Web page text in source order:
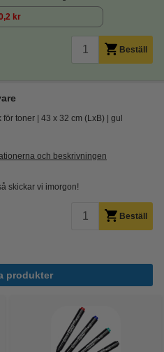
kr
Beställ
för toner 43 x 32 cm (LxB)
gul
och beskrivningen
skickar vi imorgon!
Beställ
produkter